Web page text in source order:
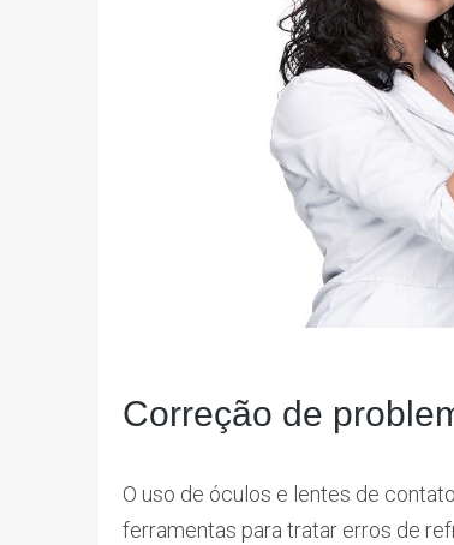
Correção de
O uso de óculos e lentes de
ferramentas para tratar erros de